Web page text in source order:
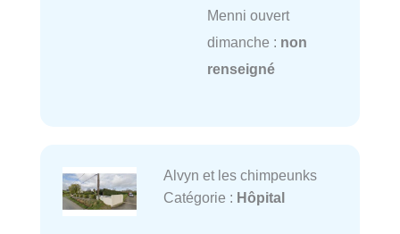
Menni ouvert
dimanche : non
renseigné
Alvyn et les chimpeunks
Catégorie : Hôpital